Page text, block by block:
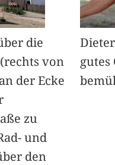
die
von
der Ecke
zu
und
den